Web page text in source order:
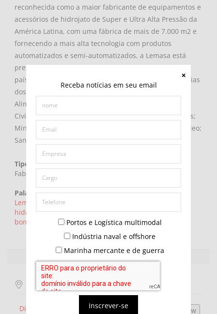
Receba notícias em seu email
Portos e Logística multimodal
Indústria naval e offshore
Marinha mercante e de guerra
Inscrever-se
reconhecida como a maior fabricante de equipamentos e
acessórios de hidrojato de Super e Ultra Alta Pressão da
América Latina, com uma fábrica de mais de 7.000 m2 e
fornecendo a mais alta tecnologia com produtos
automatizados e semi-automatizados, a Lemasa está
presente e exporta seus produtos para mais de 40
países. Fornece para as principais empresas e indústrias
dos mais diversos segmentos, como: Aeroportuária;
Alimentícias; Automobilística; Cimenteira; Construção
Civil; Hidrocorte a Frio; Limpeza de Tanques e Reatores;
Mineração; Naval; Petroquímica; Plataformas de Petróleo;
Saneamento Básico; Sucroalcooleira; e entre outras.
Tipo:
Fabricante
Palavras-chave:
Lemasa, hidrojato,
hidrojato, robô de hidrojato, bombas de hidrojato,
bomba de hidrojato, alta pressão
Localização do mapa
Direções do mapa